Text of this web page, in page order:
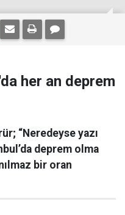
her an deprem
“Neredeyse yazı
deprem olma
bir oran